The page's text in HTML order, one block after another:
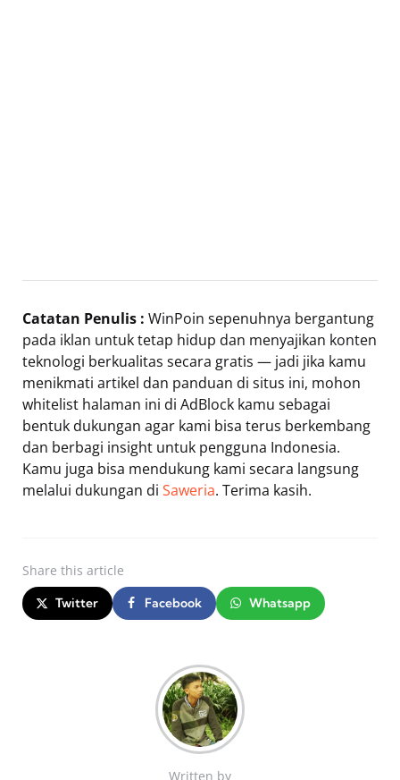
Catatan Penulis : WinPoin sepenuhnya bergantung
pada iklan untuk tetap hidup dan menyajikan konten
teknologi berkualitas secara gratis — jadi jika kamu
menikmati artikel dan panduan di situs ini, mohon
whitelist halaman ini di AdBlock kamu sebagai
bentuk dukungan agar kami bisa terus berkembang
dan berbagi insight untuk pengguna Indonesia.
Kamu juga bisa mendukung kami secara langsung
melalui dukungan di Saweria. Terima kasih.
Share this article
Twitter Facebook Whatsapp
Written by